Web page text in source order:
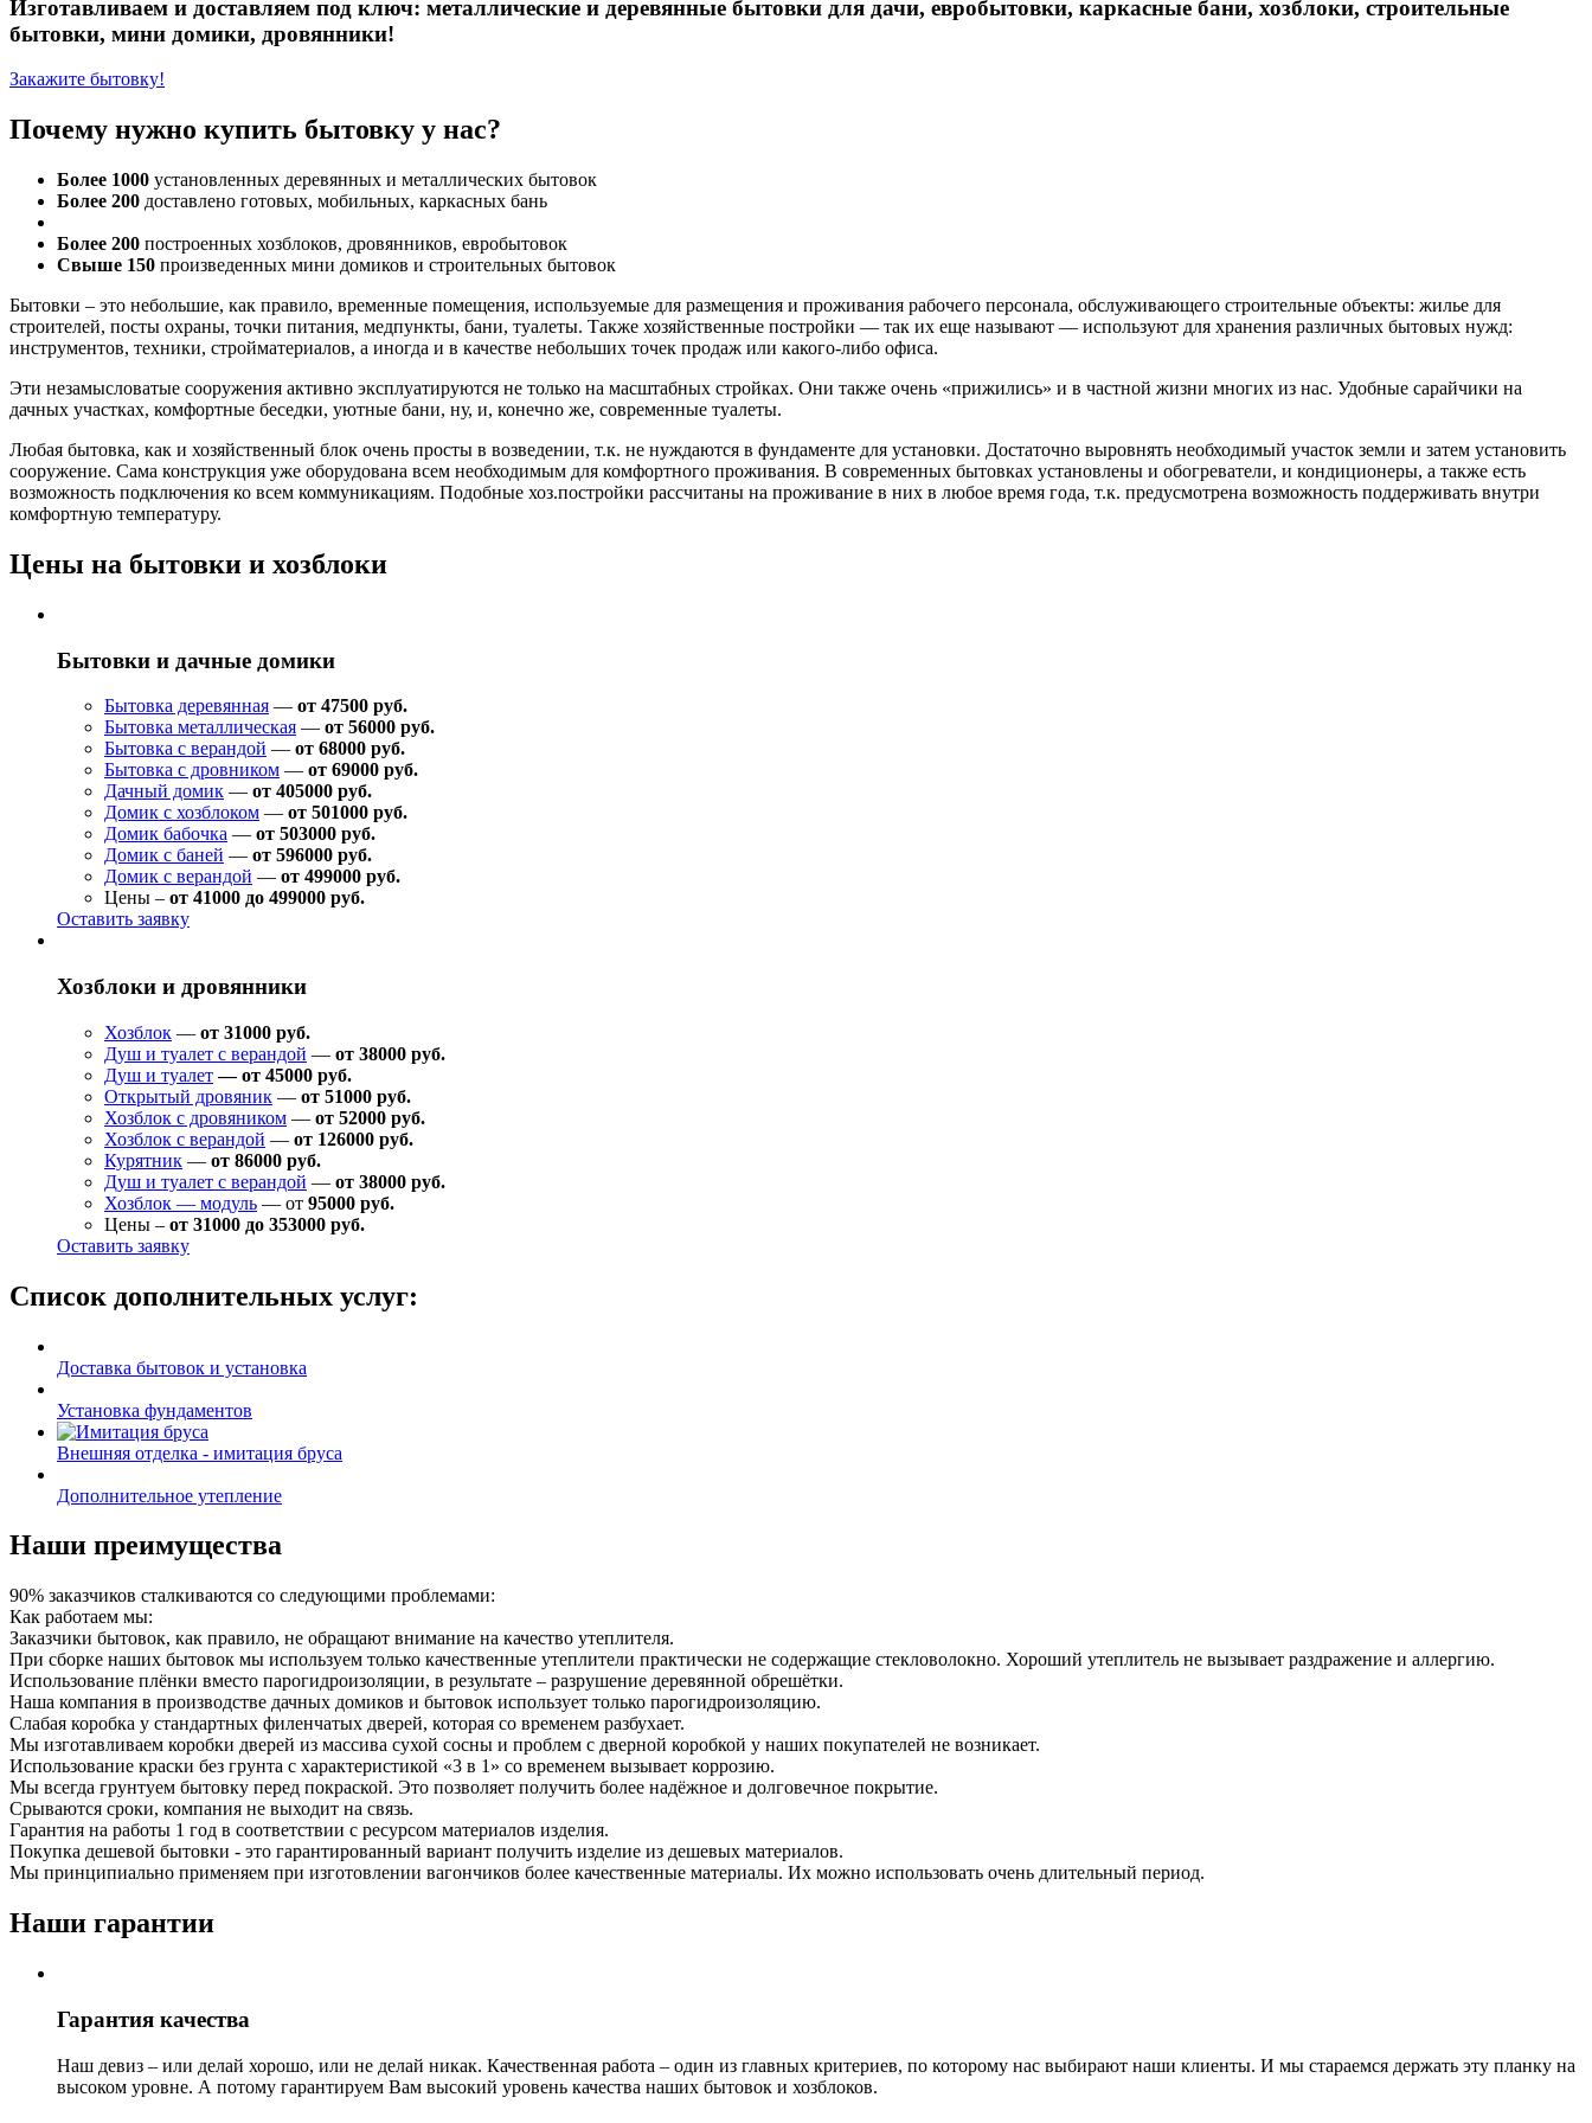
Изготавливаем и доставляем под ключ: металлические и деревянные бытовки для дачи, евробытовки, каркасные бани, хозблоки, строительные
бытовки, мини домики, дровянники!
Закажите бытовку!
Почему нужно купить бытовку у нас?
Более 1000 установленных деревянных и металлических бытовок
Более 200 доставлено готовых, мобильных, каркасных бань
Более 200 построенных хозблоков, дровянников, евробытовок
Свыше 150 произведенных мини домиков и строительных бытовок
Бытовки – это небольшие, как правило, временные помещения, используемые для размещения и проживания рабочего персонала, обслуживающего строительные объекты: жилье для
строителей, посты охраны, точки питания, медпункты, бани, туалеты. Также хозяйственные постройки — так их еще называют — используют для хранения различных бытовых нужд:
инструментов, техники, стройматериалов, а иногда и в качестве небольших точек продаж или какого-либо офиса.
Эти незамысловатые сооружения активно эксплуатируются не только на масштабных стройках. Они также очень «прижились» и в частной жизни многих из нас. Удобные сарайчики на
дачных участках, комфортные беседки, уютные бани, ну, и, конечно же, современные туалеты.
Любая бытовка, как и хозяйственный блок очень просты в возведении, т.к. не нуждаются в фундаменте для установки. Достаточно выровнять необходимый участок земли и затем установить
сооружение. Сама конструкция уже оборудована всем необходимым для комфортного проживания. В современных бытовках установлены и обогреватели, и кондиционеры, а также есть
возможность подключения ко всем коммуникациям. Подобные хоз.постройки рассчитаны на проживание в них в любое время года, т.к. предусмотрена возможность поддерживать внутри
комфортную температуру.
Цены на бытовки и хозблоки
Бытовки и дачные домики
Бытовка деревянная — от 47500 руб.
Бытовка металлическая — от 56000 руб.
Бытовка с верандой — от 68000 руб.
Бытовка с дровником — от 69000 руб.
Дачный домик — от 405000 руб.
Домик с хозблоком — от 501000 руб.
Домик бабочка — от 503000 руб.
Домик с баней — от 596000 руб.
Домик с верандой — от 499000 руб.
Цены – от 41000 до 499000 руб.
Оставить заявку
Хозблоки и дровянники
Хозблок — от 31000 руб.
Душ и туалет с верандой — от 38000 руб.
Душ и туалет— от 45000 руб.
Открытый дровяник — от 51000 руб.
Хозблок с дровяником — от 52000 руб.
Хозблок с верандой — от 126000 руб.
Курятник — от 86000 руб.
Душ и туалет с верандой — от 38000 руб.
Хозблок — модуль — от 95000 руб.
Цены – от 31000 до 353000 руб.
Оставить заявку
Список дополнительных услуг:
Доставка бытовок и установка
Установка фундаментов
Внешняя отделка - имитация бруса
Дополнительное утепление
Наши преимущества
90% заказчиков сталкиваются со следующими проблемами:
Как работаем мы:
Заказчики бытовок, как правило, не обращают внимание на качество утеплителя.
При сборке наших бытовок мы используем только качественные утеплители практически не содержащие стекловолокно. Хороший утеплитель не вызывает раздражение и аллергию.
Использование плёнки вместо парогидроизоляции, в результате – разрушение деревянной обрешётки.
Наша компания в производстве дачных домиков и бытовок использует только парогидроизоляцию.
Слабая коробка у стандартных филенчатых дверей, которая со временем разбухает.
Мы изготавливаем коробки дверей из массива сухой сосны и проблем с дверной коробкой у наших покупателей не возникает.
Использование краски без грунта с характеристикой «3 в 1» со временем вызывает коррозию.
Мы всегда грунтуем бытовку перед покраской. Это позволяет получить более надёжное и долговечное покрытие.
Срываются сроки, компания не выходит на связь.
Гарантия на работы 1 год в соответствии с ресурсом материалов изделия.
Покупка дешевой бытовки - это гарантированный вариант получить изделие из дешевых материалов.
Мы принципиально применяем при изготовлении вагончиков более качественные материалы. Их можно использовать очень длительный период.
Наши гарантии
Гарантия качества
Наш девиз – или делай хорошо, или не делай никак. Качественная работа – один из главных критериев, по которому нас выбирают наши клиенты. И мы стараемся держать эту планку на
высоком уровне. А потому гарантируем Вам высокий уровень качества наших бытовок и хозблоков.